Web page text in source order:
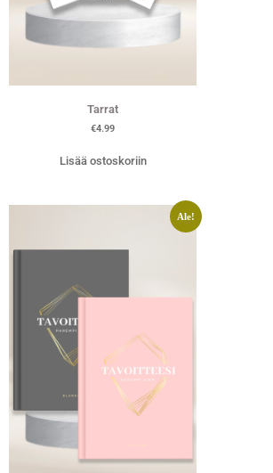
Tarrat
€4.99
Lisää ostoskoriin
Ale!